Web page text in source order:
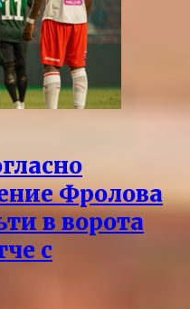
Фролова
в ворота
с